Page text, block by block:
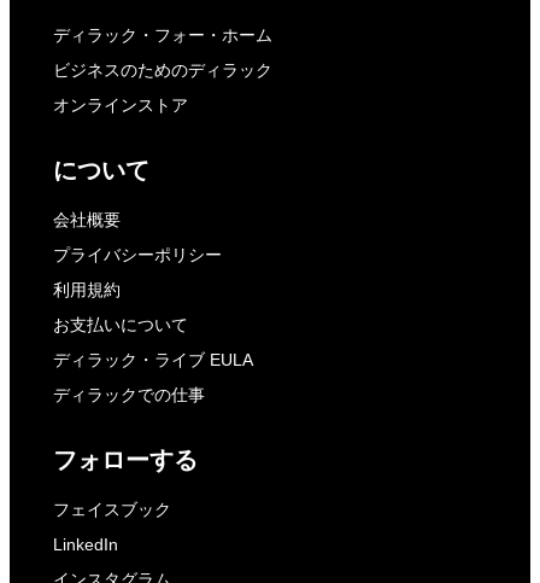
ディラック・フォー・ホーム
ビジネスのためのディラック
オンラインストア
について
会社概要
プライバシーポリシー
利用規約
お支払いについて
ディラック・ライブ EULA
ディラックでの仕事
フォローする
フェイスブック
LinkedIn